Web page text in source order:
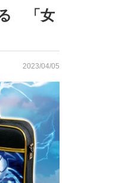
る 「女
2023/04/05